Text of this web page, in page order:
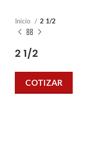
Inicio 2 1/2
2 1/2
COTIZAR